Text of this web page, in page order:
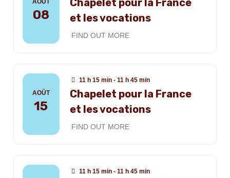
AOÛT
08
Chapelet pour la France
et les vocations
FIND OUT MORE
AOÛT
15
11 h 15 min - 11 h 45 min
Chapelet pour la France
et les vocations
FIND OUT MORE
11 h 15 min - 11 h 45 min